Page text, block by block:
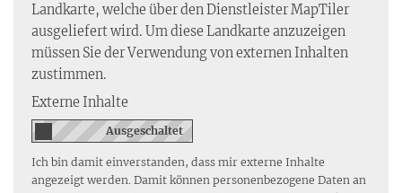
Landkarte, welche über den Dienstleister MapTiler
ausgeliefert wird. Um diese Landkarte anzuzeigen
müssen Sie der Verwendung von externen Inhalten
zustimmen.
Externe Inhalte
Ich bin damit einverstanden, dass mir externe Inhalte
angezeigt werden. Damit können personenbezogene Daten an